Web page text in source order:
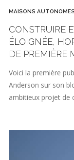
MAISONS
CONSTRUIRE
ÉLOIGNÉE,
DE PREMIÈRE
Voici la première
Anderson sur son
ambitieux projet de